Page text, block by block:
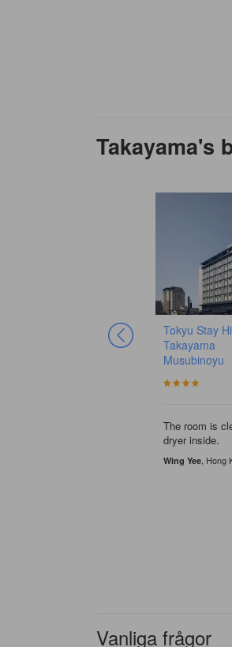
Takayama's
Tokyu Stay
Takayama
Musubinoyu
The room is
dryer inside.
Wing Yee ,
Fantastiskt
Baserat på 605 omdömen
Vanliga frågor